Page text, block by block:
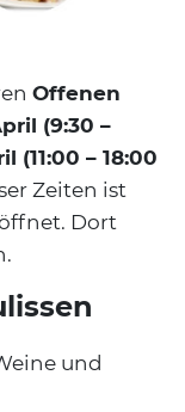
Offenen
(9:30 –
(11:00 – 18:00
Zeiten ist
Dort
und